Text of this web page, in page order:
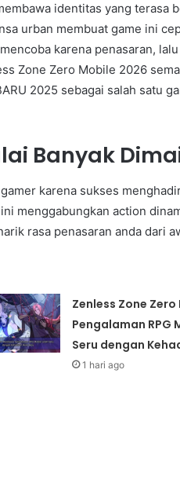
identitas yang terasa
urban membuat game ini
karena penasaran,
Zone Zero Mobile 2026
2025 sebagai salah satu
Banyak
karena sukses
menggabungkan action
rasa penasaran anda dari
Zenless Zone
Pengalaman RPG
Seru dengan
1 hari ago